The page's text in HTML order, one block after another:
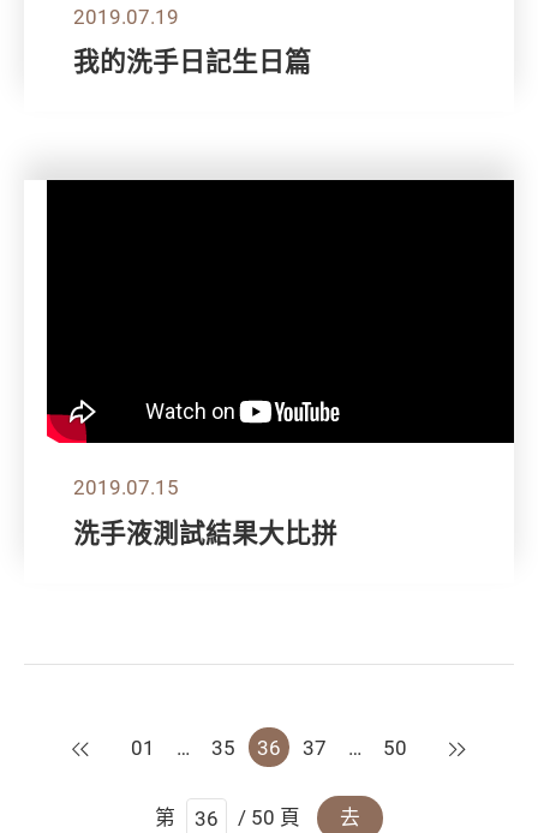
2019.07.19
我的洗手日記生日篇
2019.07.15
洗手液測試結果大比拼
上一頁
01 … 35 36 37 … 50 下一頁
第 / 50 頁 去